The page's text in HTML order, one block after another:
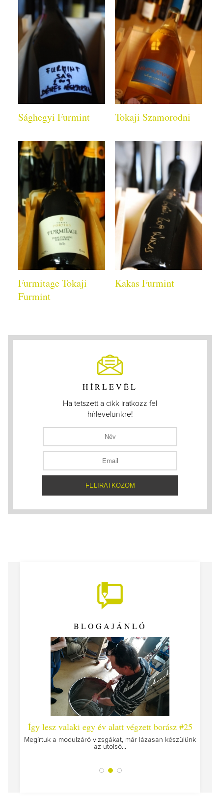
Sághegyi Furmint Tokaji Szamorodni
Furmitage Tokaji
Furmint
Kakas Furmint
HÍRLEVÉL
Ha tetszett a cikk iratkozz fel
hírlevelünkre!
BLOGAJÁNLÓ
Így lesz valaki egy év alatt végzett borász #25
Megírtuk a modulzáró vizsgákat, már lázasan készülünk
az utolsó...